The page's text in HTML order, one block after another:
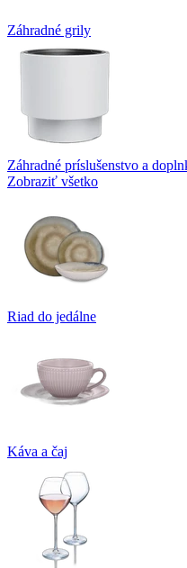
Záhradné grily
Záhradné príslušenstvo a
Zobraziť všetko
Riad do jedálne
Káva a čaj